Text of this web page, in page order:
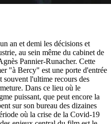
an et demi les décisions et
au sein même du cabinet de
Pannier-Runacher. Cette
"à Bercy" est une porte d'entrée
souvent l'ultime recours des
Dans ce lieu où le
puissant, que peut encore la
sur son bureau des dizaines
où la crise de la Covid-19